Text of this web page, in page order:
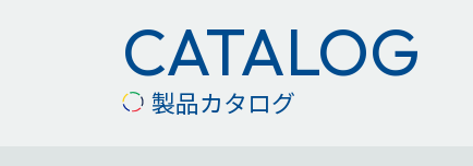
CATALOG
製品カタログ